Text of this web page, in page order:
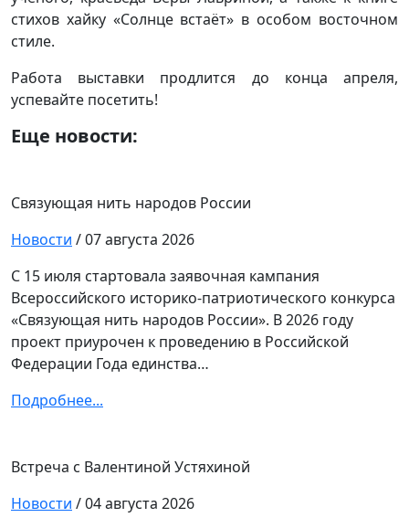
стихов хайку «Солнце встаёт» в особом восточном
стиле.
Работа выставки продлится до конца апреля,
успевайте посетить!
Еще новости:
Связующая нить народов России
Новости / 07 августа 2026
С 15 июля стартовала заявочная кампания
Всероссийского историко-патриотического конкурса
«Связующая нить народов России». В 2026 году
проект приурочен к проведению в Российской
Федерации Года единства…
Подробнее...
Встреча с Валентиной Устяхиной
Новости / 04 августа 2026